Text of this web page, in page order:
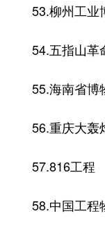
53.柳州工业
54.五指山革
55.海南省博
56.重庆大轰
57.816工程
58.中国工程物